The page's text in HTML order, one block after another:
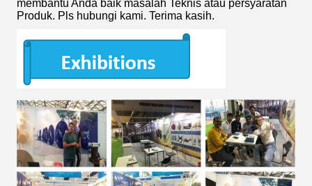
membantu Anda baik masalah Teknis atau persyaratan
Produk. Pls hubungi kami. Terima kasih.